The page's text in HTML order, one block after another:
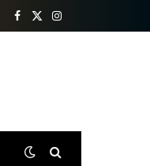
Facebook
X
Instagram